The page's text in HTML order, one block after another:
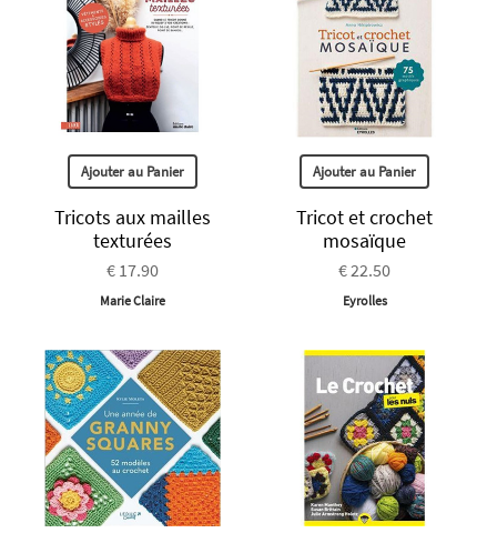
Ajouter au Panier
Tricots aux mailles
texturées
€ 17.90
Marie Claire
Ajouter au Panier
Tricot et crochet
mosaïque
€ 22.50
Eyrolles